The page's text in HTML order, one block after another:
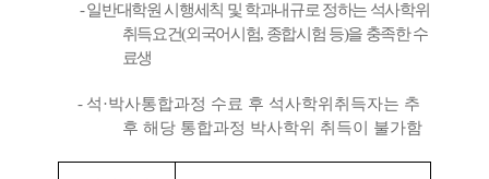
-일반대학원 시행세칙 및 학과내규로 정하는 석사학위
취득요건(외국어시험, 종합시험 등)을 충족한 수
료생
- 석·박사통합과정 수료 후 석사학위취득자는 추
후 해당 통합과정 박사학위 취득이 불가함